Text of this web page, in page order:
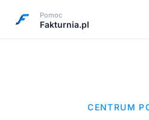
Pomoc
Fakturnia.pl
CENTRUM